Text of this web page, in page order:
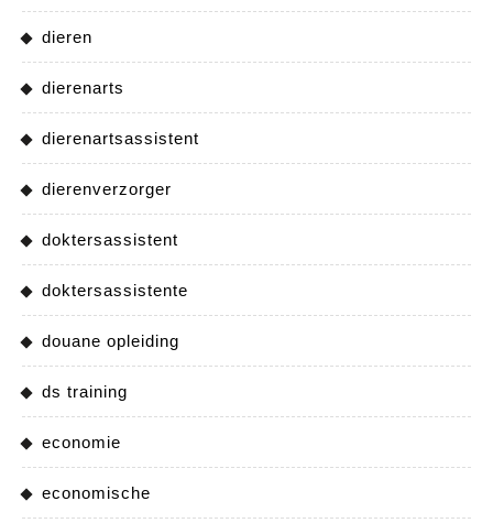
dieren
dierenarts
dierenartsassistent
dierenverzorger
doktersassistent
doktersassistente
douane opleiding
ds training
economie
economische